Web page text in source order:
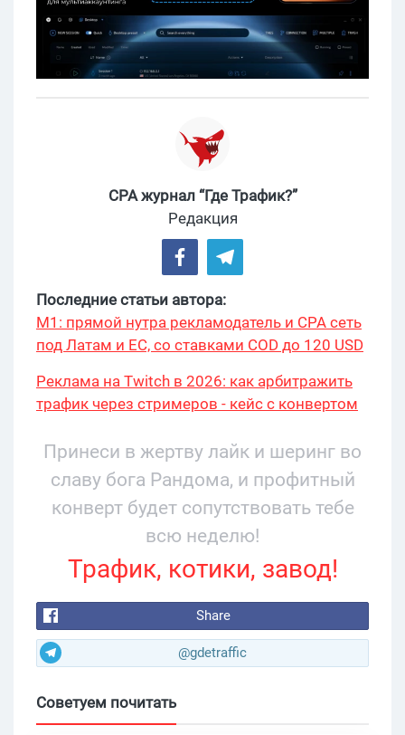
CPA журнал “Где Трафик?”
Редакция
Последние статьи автора:
М1: прямой нутра рекламодатель и CPA сеть
под Латам и ЕС, со ставками COD до 120 USD
Реклама на Twitch в 2026: как арбитражить
трафик через стримеров - кейс с конвертом
Принеси в жертву лайк и шеринг во
славу бога Рандома, и профитный
конверт будет сопутствовать тебе
всю неделю!
Трафик, котики, завод!
Share
@gdetraffic
Советуем почитать